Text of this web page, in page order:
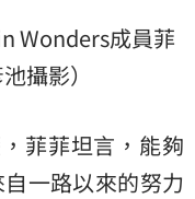
Wonders成員菲
攝影）
菲菲坦言，能夠
一路以來的努力